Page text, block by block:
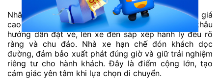
Nhân viên và tài xế Saco Travel thường được đánh giá
cao về thái độ niềm nở và hỗ trợ tận tình. Từ khâu
hướng dẫn đặt vé, lên xe đến sắp xếp hành lý đều rõ
ràng và chu đáo. Nhà xe hạn chế đón khách dọc
đường, đảm bảo xuất phát đúng giờ và giữ trải nghiệm
riêng tư cho hành khách. Đây là điểm cộng lớn, tạo
cảm giác yên tâm khi lựa chọn di chuyển.